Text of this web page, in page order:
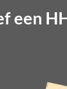
Deze
een